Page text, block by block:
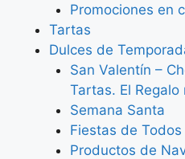
Promociones en
Tartas
Dulces de
San Valentín –
Tartas. El Regalo
Semana Santa
Fiestas de
Productos de